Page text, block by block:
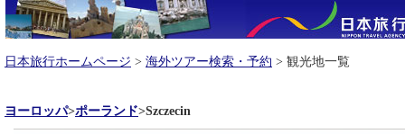
日本旅行ホームページ > 海外ツアー検索・予約 > 観光地一覧
ヨーロッパ>ポーランド>Szczecin